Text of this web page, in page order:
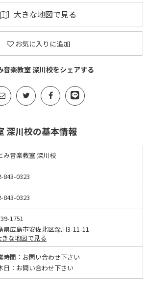
大きな地図で見る
お気に入りに追加
音楽教室 深川校をシェアする
深川校の基本情報
み音楽教室 深川校
843-0323
843-0323
1751
県広島市安佐北区深川3-11-11
きな地図で見る
時間： お問い合わせ下さい
日： お問い合わせ下さい